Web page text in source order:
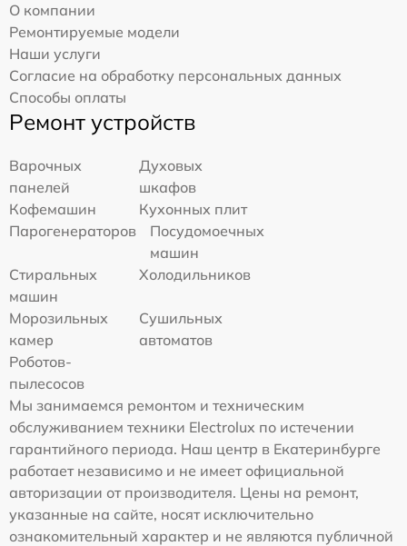
О компании
Ремонтируемые модели
Наши услуги
Согласие на обработку персональных данных
Способы оплаты
Ремонт устройств
Варочных
панелей
Духовых
шкафов
Кофемашин
Кухонных плит
Парогенераторов
Посудомоечных
машин
Стиральных
машин
Холодильников
Морозильных
камер
Сушильных
автоматов
Роботов-
пылесосов
Мы занимаемся ремонтом и техническим
обслуживанием техники Electrolux по истечении
гарантийного периода. Наш центр в Екатеринбурге
работает независимо и не имеет официальной
авторизации от производителя. Цены на ремонт,
указанные на сайте, носят исключительно
ознакомительный характер и не являются публичной